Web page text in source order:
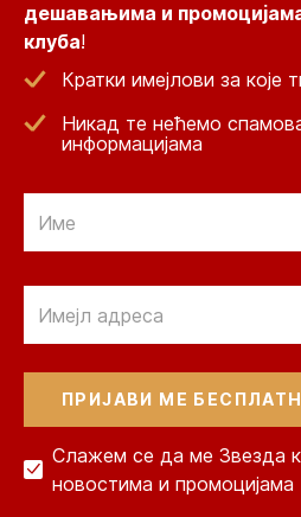
дешавањима и
клуба!
Кратки имејлови за које
Никад те нећемо
информацијама
Слажем се да ме Звезда
новостима и промоцијама